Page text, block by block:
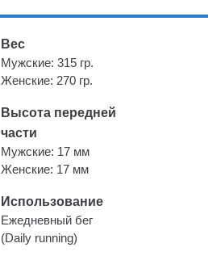
Вес
Мужские: 315 гр.
Женские: 270 гр.
Высота передней
части
Мужские: 17 мм
Женские: 17 мм
Использование
Ежедневный бег
(Daily running)